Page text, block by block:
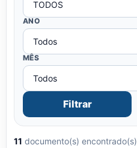
ANO
MÊS
Filtrar
11 documento(s) encontrado(s)